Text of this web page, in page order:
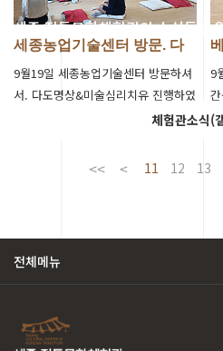
세종 전통문화체험관의 소식들을
체험관소식(
세종농업기술센터 방문. 다
9월19일 세종농업기술센터 방문하셔
서. 다도명상&미술심리치유 진행하였
9
11 12 13
전체메뉴